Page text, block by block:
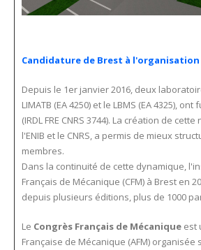
Candidature de Brest à l'organisation
Depuis le 1er janvier 2016, deux
LIMATB (EA 4250) et le LBMS (EA 4325),
(IRDL FRE CNRS 3744). La création de
l'ENIB et le CNRS, a permis de mieux
membres.
Dans la continuité de cette dynamique,
Français de Mécanique (CFM) à Brest en
depuis plusieurs éditions, plus de 1000
Le Congrès Français de Mécanique est
Française de Mécanique (AFM)